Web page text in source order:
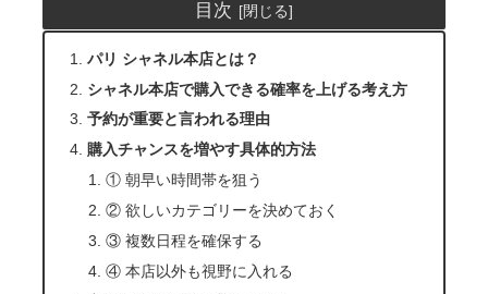
目次
パリ シャネル本店とは？
シャネル本店で購入できる確率を上げる考え方
予約が重要と言われる理由
購入チャンスを増やす具体的方法
① 朝早い時間帯を狙う
② 欲しいカテゴリーを決めておく
③ 複数日程を確保する
④ 本店以外も視野に入れる